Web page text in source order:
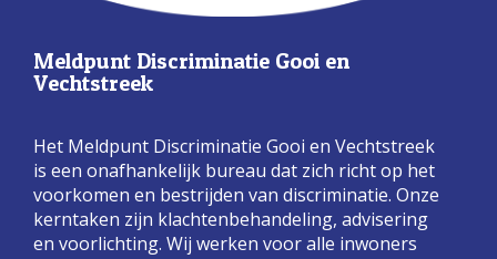
Meldpunt Discriminatie Gooi en
Vechtstreek
Het Meldpunt Discriminatie Gooi en Vechtstreek
is een onafhankelijk bureau dat zich richt op het
voorkomen en bestrijden van discriminatie. Onze
kerntaken zijn klachtenbehandeling, advisering
en voorlichting. Wij werken voor alle inwoners